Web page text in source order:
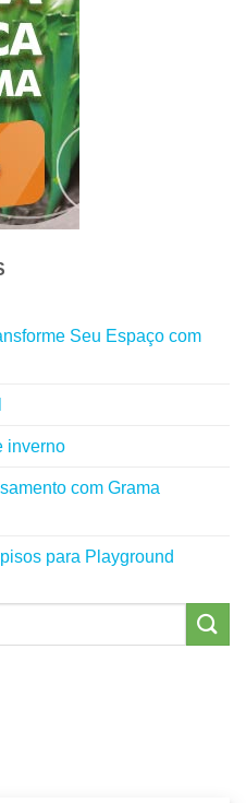
Seu Espaço com
inverno
com Grama
para Playground